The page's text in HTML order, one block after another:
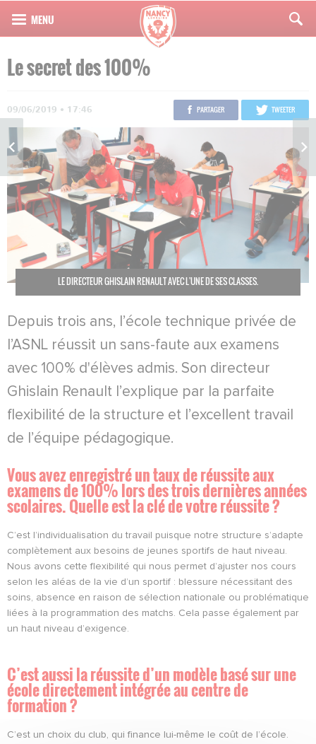
Le secret des 100%
09/06/2019 • 17:46 PARTAGER TWEETER
LE DIRECTEUR GHISLAIN RENAULT AVEC L'UNE DE SES CLASSES.
Depuis trois ans, l’école technique privée de
l’ASNL réussit un sans-faute aux examens
avec 100% d'élèves admis. Son directeur
Ghislain Renault l’explique par la parfaite
flexibilité de la structure et l’excellent travail
de l’équipe pédagogique.
Vous avez enregistré un taux de réussite aux
examens de 100% lors des trois dernières années
scolaires. Quelle est la clé de votre réussite ?
C’est l’individualisation du travail puisque notre structure s’adapte
complètement aux besoins de jeunes sportifs de haut niveau.
Nous avons cette flexibilité qui nous permet d’ajuster nos cours
selon les aléas de la vie d’un sportif : blessure nécessitant des
soins, absence en raison de sélection nationale ou problématique
liées à la programmation des matchs. Cela passe également par
un haut niveau d’exigence.
C’est aussi la réussite d’un modèle basé sur une
école directement intégrée au centre de
formation ?
C’est un choix du club, qui finance lui-même le coût de l’école.